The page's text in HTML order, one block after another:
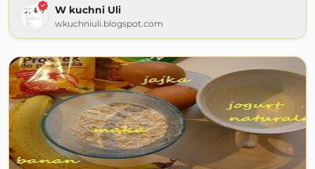
W kuchni Uli
wkuchniuli.blogspot.com